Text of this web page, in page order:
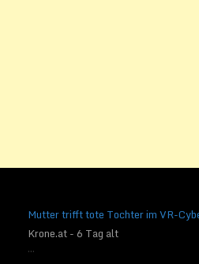
Mutter trifft tote Tochter im VR-
Krone.at - 6 Tag alt
...